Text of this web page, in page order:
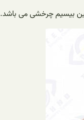
بیسیم چرخشی می باشد.